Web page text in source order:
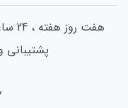
پشتیبانی واتس